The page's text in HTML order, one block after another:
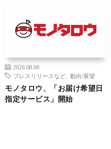
2026.08.06
プレスリリースなど
動向/展望
モノタロウ、「お届け希望日
指定サービス」開始